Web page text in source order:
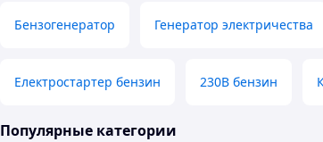
Бензогенератор Генератор электричества
Електростартер бензин 230В бензин
Популярные категории